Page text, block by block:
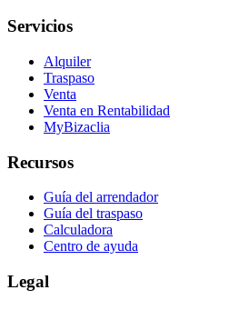
Servicios
Alquiler
Traspaso
Venta
Venta en Rentabilidad
MyBizaclia
Recursos
Guía del arrendador
Guía del traspaso
Calculadora
Centro de ayuda
Legal